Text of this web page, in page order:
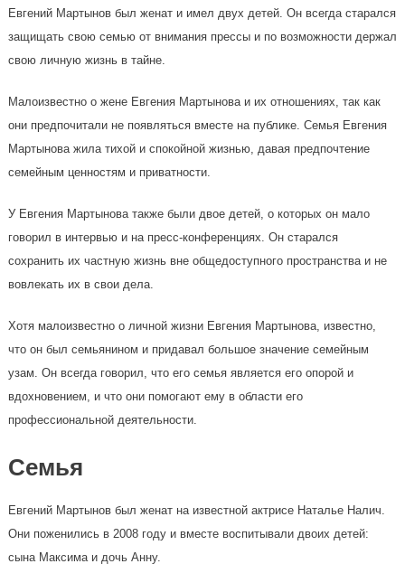
Евгений Мартынов был женат и имел двух детей. Он всегда старался
защищать свою семью от внимания прессы и по возможности держал
свою личную жизнь в тайне.
Малоизвестно о жене Евгения Мартынова и их отношениях, так как
они предпочитали не появляться вместе на публике. Семья Евгения
Мартынова жила тихой и спокойной жизнью, давая предпочтение
семейным ценностям и приватности.
У Евгения Мартынова также были двое детей, о которых он мало
говорил в интервью и на пресс-конференциях. Он старался
сохранить их частную жизнь вне общедоступного пространства и не
вовлекать их в свои дела.
Хотя малоизвестно о личной жизни Евгения Мартынова, известно,
что он был семьянином и придавал большое значение семейным
узам. Он всегда говорил, что его семья является его опорой и
вдохновением, и что они помогают ему в области его
профессиональной деятельности.
Семья
Евгений Мартынов был женат на известной актрисе Наталье Налич.
Они поженились в 2008 году и вместе воспитывали двоих детей:
сына Максима и дочь Анну.